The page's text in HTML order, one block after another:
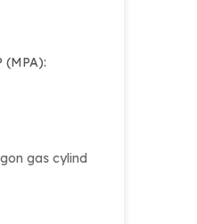
(MPA):
gas cylind